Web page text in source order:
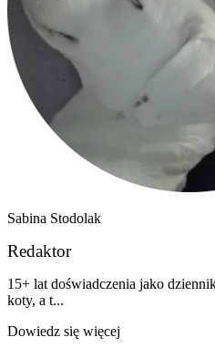
Sabina Stodolak
Redaktor
15+ lat doświadczenia jako
koty, a t...
Dowiedz się więcej